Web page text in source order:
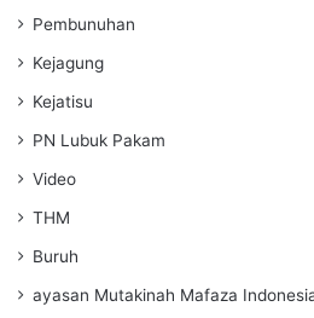
Pembunuhan
Kejagung
Kejatisu
PN Lubuk Pakam
Video
THM
Buruh
ayasan Mutakinah Mafaza